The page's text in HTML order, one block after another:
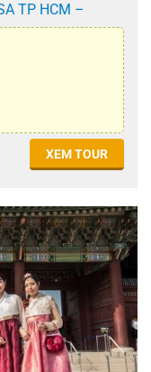
TP HCM –
XEM TOUR